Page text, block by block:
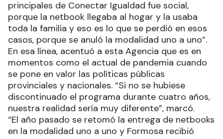
principales de Conectar Igualdad fue social,
porque la netbook llegaba al hogar y la usaba
toda la familia y eso es lo que se perdió en esos
casos, porque se anuló la modalidad uno a uno”.
En esa línea, acentuó a esta Agencia que es en
momentos como el actual de pandemia cuando
se pone en valor las políticas públicas
provinciales y nacionales. “Si no se hubiese
discontinuado el programa durante cuatro años,
nuestra realidad sería muy diferente”, marcó.
“El año pasado se retomó la entrega de netbooks
en la modalidad uno a uno y Formosa recibió